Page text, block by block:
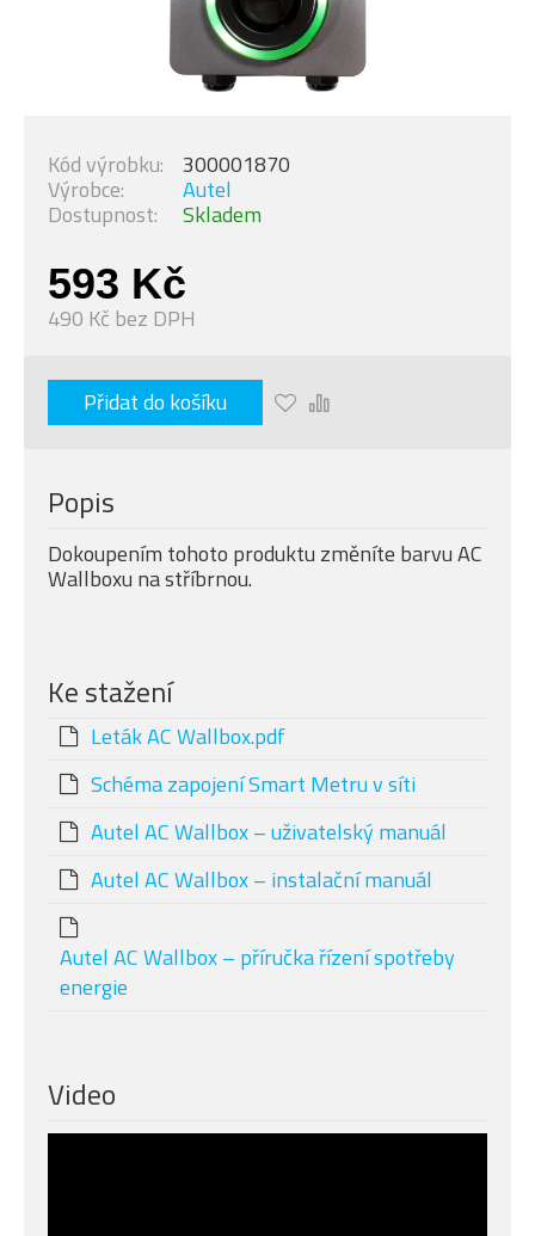
593 Kč
490 Kč bez DPH
Dostupnost: Skladem
Výrobce: Autel
Kód výrobku: 300001870
Přidat do košíku
Popis
Dokoupením tohoto produktu změníte barvu AC
Wallboxu na stříbrnou.
Ke stažení
Leták AC Wallbox.pdf
Schéma zapojení Smart Metru v síti
Autel AC Wallbox – uživatelský manuál
Autel AC Wallbox – instalační manuál
Autel AC Wallbox – příručka řízení spotřeby
energie
Video